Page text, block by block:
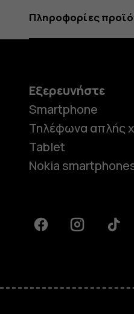
Πληροφορίες
Εξερευνήστε
Smartphone
Τηλέφωνα απλής
Tablet
Nokia
FacebookInstagramTiktok